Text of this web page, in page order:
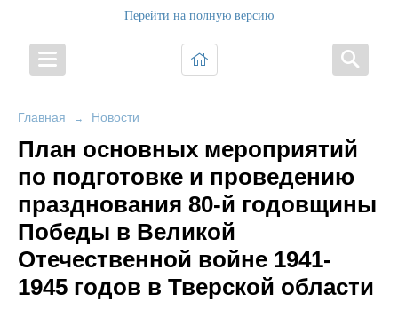
Перейти на полную версию
Главная → Новости
План основных мероприятий
по подготовке и проведению
празднования 80-й годовщины
Победы в Великой
Отечественной войне 1941-
1945 годов в Тверской области